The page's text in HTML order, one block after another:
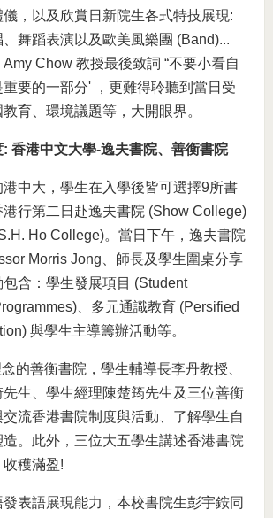
，以及欣賞日新院生各式特技展現:
舞蹈表演以及歐美風樂團 (Band)...
Chow 教授最後致詞 “不要小看自
要的一部分' ，更難得聆聽到當日受
育、環境議題等，大開眼界。
: 香港中文大學-逸夫書院、善衡書院
中大，學生在入學後皆可選擇9所書
港行第二日赴逸夫書院 (Show College)
Ho College)。當日下午，逸夫書院
Morris Jong、師長及學生圍桌分享
含：學生發展項目 (Student
、多元通識教育 (Persified
與學生主導籌辦活動等。
念的善衡書院，學生輔導長李丹教授、
先生、學生經理陳楚筠先生及三位善衡
流香港書院制度與活動、了解學生自
。此外，三位大五學生講述香港書院
穫滿盈!
表語展現能力，本校書院生彭宇銨同